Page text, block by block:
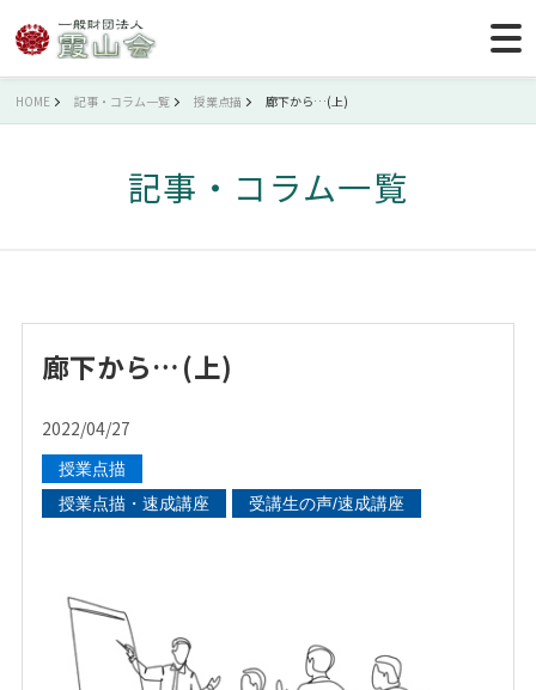
HOME 記事・コラム一覧 授業点描 廊下から…(上)
記事・コラム一覧
廊下から…(上)
2022/04/27
授業点描
授業点描・速成講座
受講生の声/速成講座